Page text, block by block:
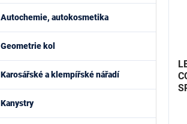
Autochemie, autokosmetika
Geometrie kol
Karosářské a klempířské nářadí
Kanystry